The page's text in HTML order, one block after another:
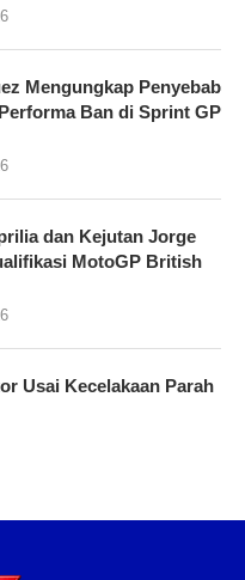
Mengungkap Penyebab
Ban di Sprint GP
dan Kejutan Jorge
MotoGP British
Usai Kecelakaan Parah